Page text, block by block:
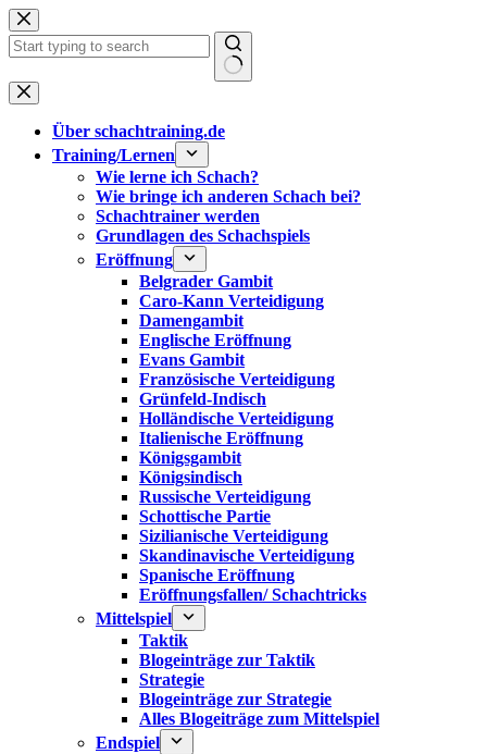
Zum
Inhalt
springen
Keine
Ergebnisse
Über schachtraining.de
Training/Lernen
Wie lerne ich Schach?
Wie bringe ich anderen Schach bei?
Schachtrainer werden
Grundlagen des Schachspiels
Eröffnung
Belgrader Gambit
Caro-Kann Verteidigung
Damengambit
Englische Eröffnung
Evans Gambit
Französische Verteidigung
Grünfeld-Indisch
Holländische Verteidigung
Italienische Eröffnung
Königsgambit
Königsindisch
Russische Verteidigung
Schottische Partie
Sizilianische Verteidigung
Skandinavische Verteidigung
Spanische Eröffnung
Eröffnungsfallen/ Schachtricks
Mittelspiel
Taktik
Blogeinträge zur Taktik
Strategie
Blogeinträge zur Strategie
Alles Blogeiträge zum Mittelspiel
Endspiel